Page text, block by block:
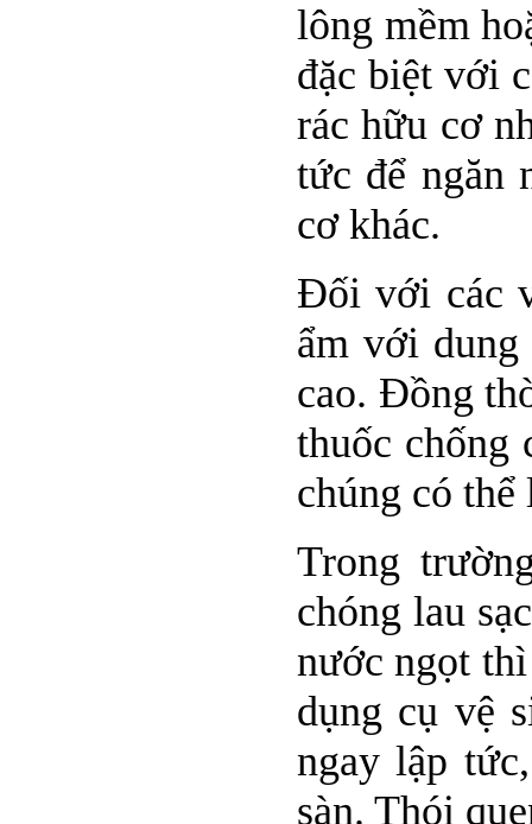
lông mềm
đặc biệt với
rác hữu cơ
tức để ngăn
cơ khác.
Đối với các
ẩm với
cao. Đồng
thuốc chống
chúng có thể
Trong
chóng lau
nước ngọt thì
dụng cụ vệ
ngay lập
sàn. Thói